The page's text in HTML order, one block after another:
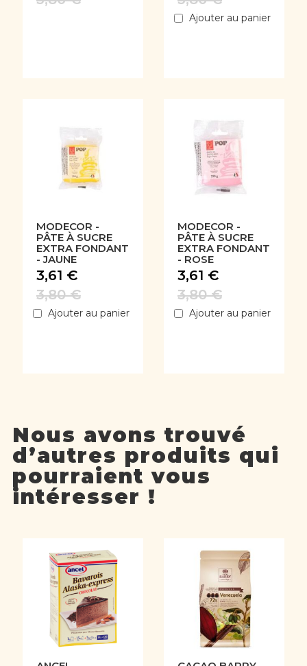
Ajouter au panier
MODECOR -
PÂTE À SUCRE
EXTRA FONDANT
- JAUNE
3,61 €
3,80 €
Ajouter au panier
MODECOR -
PÂTE À SUCRE
EXTRA FONDANT
- ROSE
3,61 €
3,80 €
Ajouter au panier
Nous avons trouvé
d’autres produits qui
pourraient vous
intéresser !